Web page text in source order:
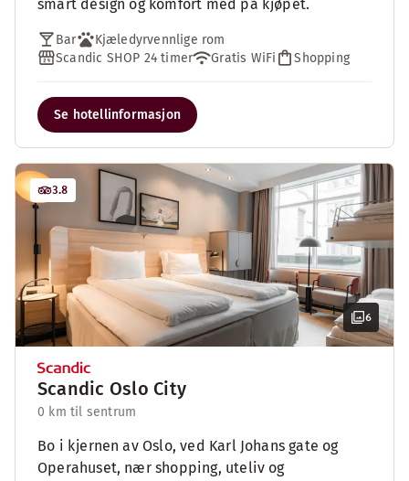
smart design og komfort med på kjøpet.
Bar
Kjæledyrvennlige rom
Scandic SHOP 24 timer
Gratis WiFi Shopping
Se hotellinformasjon
6
3.8
Scandic Oslo City
0 km til sentrum
Bo i kjernen av Oslo, ved Karl Johans gate og
Operahuset, nær shopping, uteliv og